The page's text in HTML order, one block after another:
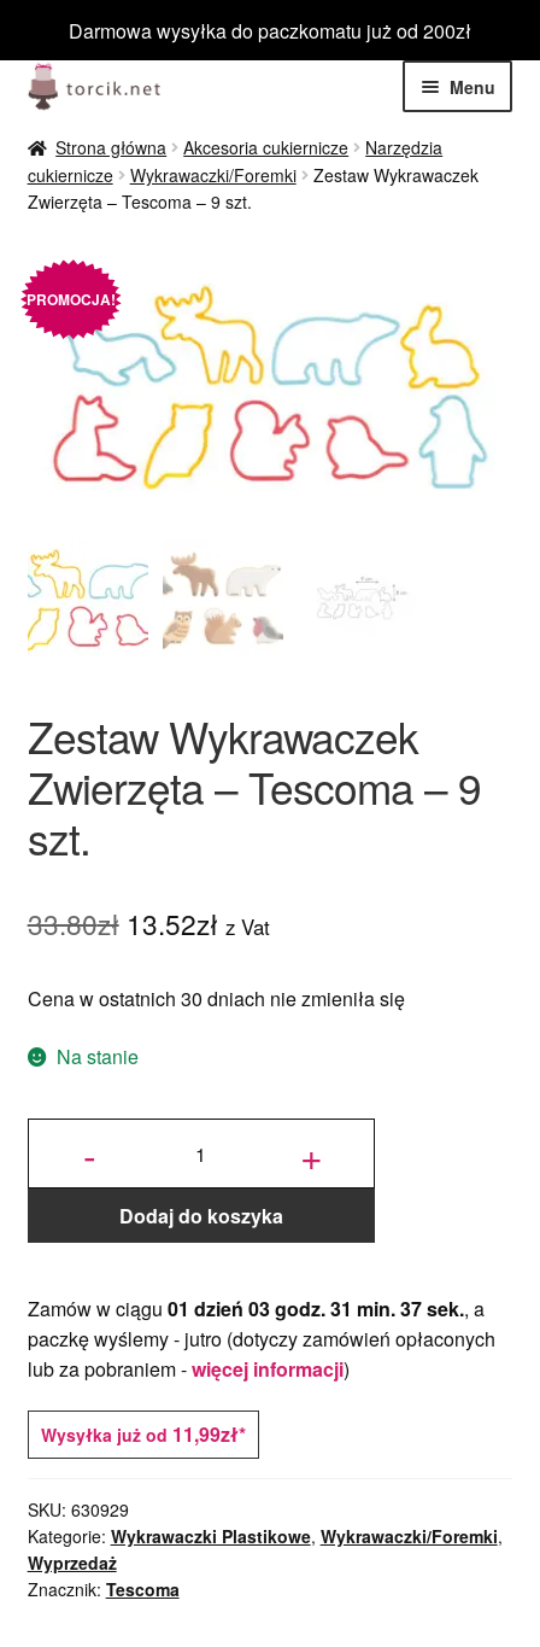
Darmowa wysyłka do paczkomatu już od 200zł
Przejdź
do
nawigacji
Przejdź
do
treści
Menu
Jadalne
menu
Niejadalne
Barwniki spożywcze
Tematyczne
menu
Wyprzedaż
Ozdoby na tort weselny
Strona główna Akcesoria cukiernicze
Narzędzia
cukiernicze
Wykrawaczki/Foremki
Zestaw Wykrawaczek
Zwierzęta – Tescoma – 9 szt.
PROMOCJA!
Zestaw Wykrawaczek
Zwierzęta – Tescoma – 9
szt.
33.80zł Pierwotna
wynosiła:
33.80zł.
13.52złAktualna
wynosi:
z Vat
Cena w ostatnich 30 dniach nie zmieniła się
Na stanie
-
ilość Zestaw
Tescoma - 9 +
Dodaj do koszyka
Zamów w ciągu 01 dzień 03 godz. 31 min. 37 sek., a
paczkę wyślemy - jutro(dotyczy zamówień opłaconych
lub za pobraniem -więcej informacji)
Wysyłka już od 11,99zł*
SKU: 630929
Kategorie: Wykrawaczki Plastikowe, Wykrawaczki/Foremki,
Wyprzedaż
Znacznik: Tescoma